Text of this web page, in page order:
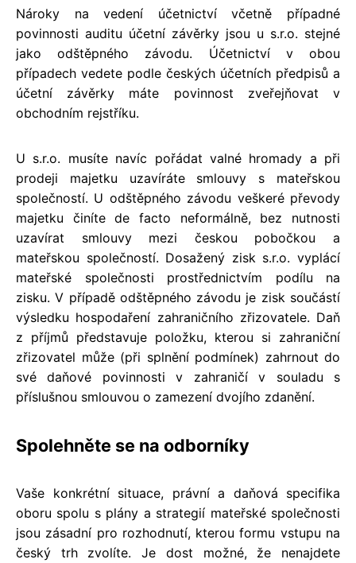
Nároky na vedení účetnictví včetně případné
povinnosti auditu účetní závěrky jsou u s.r.o. stejné
jako odštěpného závodu. Účetnictví v obou
případech vedete podle českých účetních předpisů a
účetní závěrky máte povinnost zveřejňovat v
obchodním rejstříku.
U s.r.o. musíte navíc pořádat valné hromady a při
prodeji majetku uzavíráte smlouvy s mateřskou
společností. U odštěpného závodu veškeré převody
majetku činíte de facto neformálně, bez nutnosti
uzavírat smlouvy mezi českou pobočkou a
mateřskou společností. Dosažený zisk s.r.o. vyplácí
mateřské společnosti prostřednictvím podílu na
zisku. V případě odštěpného závodu je zisk součástí
výsledku hospodaření zahraničního zřizovatele. Daň
z příjmů představuje položku, kterou si zahraniční
zřizovatel může (při splnění podmínek) zahrnout do
své daňové povinnosti v zahraničí v souladu s
příslušnou smlouvou o zamezení dvojího zdanění.
Spolehněte se na odborníky
Vaše konkrétní situace, právní a daňová specifika
oboru spolu s plány a strategií mateřské společnosti
jsou zásadní pro rozhodnutí, kterou formu vstupu na
český trh zvolíte. Je dost možné, že nenajdete